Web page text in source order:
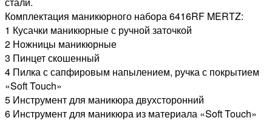
Комплектация маникюрного набора 6416RF MERTZ:
1 Кусачки маникюрные с ручной заточкой
2 Ножницы маникюрные
3 Пинцет скошенный
4 Пилка с сапфировым напылением, ручка с покрытием
«Soft Touch»
5 Инструмент для маникюра двухсторонний
6 Инструмент для маникюра из материала «Soft Touch»